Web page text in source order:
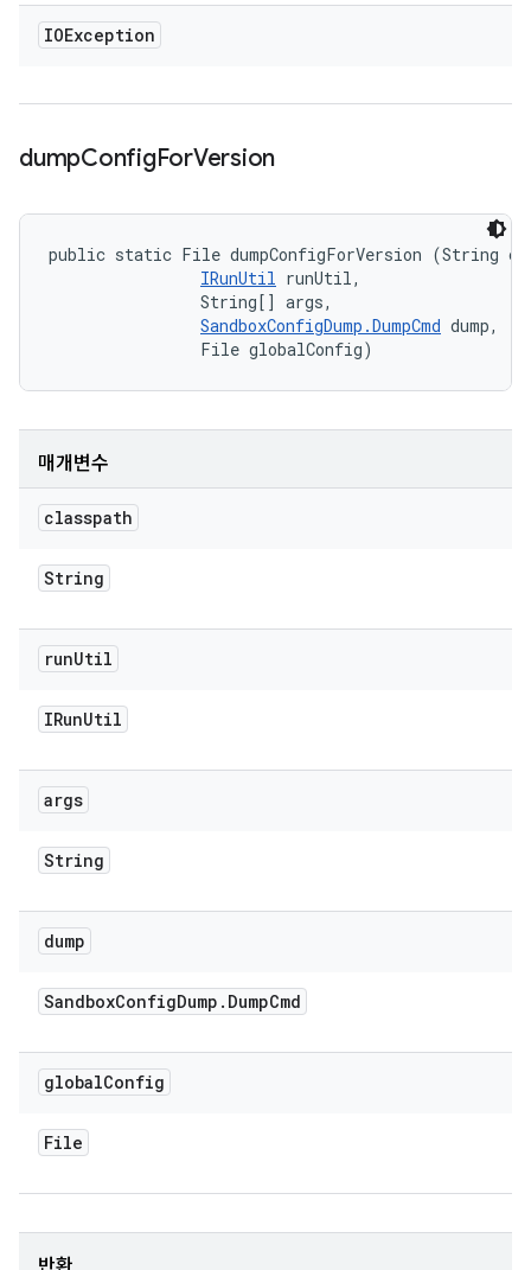
IOException
dumpConfigForVersion
public static File dumpConfigForVersion (String
IRunUtil runUtil,
                String[] args,
SandboxConfigDump.DumpCmd dump,
                File globalConfig)
매개변수
classpath
String
runUtil
IRunUtil
args
String
dump
SandboxConfigDump . DumpCmd
globalConfig
File